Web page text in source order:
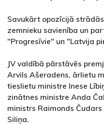
Savukārt opozīcijā
zemnieku savienība un
"Progresīvie" un "Latvija
JV valdībā pārstāvēs
Arvils Ašeradens, ārlietu
tieslietu ministre Inese
zinātnes ministre Anda
ministrs Raimonds
Siliņa.